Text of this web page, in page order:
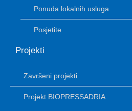
Ponuda lokalnih usluga
Posjetite
Projekti
Završeni projekti
Projekt BIOPRESSADRIA